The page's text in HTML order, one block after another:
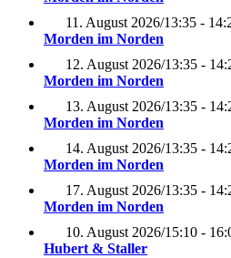
11. August 2026/13:35 -
Morden im Norden
12. August 2026/13:35 -
Morden im Norden
13. August 2026/13:35 -
Morden im Norden
14. August 2026/13:35 -
Morden im Norden
17. August 2026/13:35 -
Morden im Norden
10. August 2026/15:10 -
Hubert & Staller